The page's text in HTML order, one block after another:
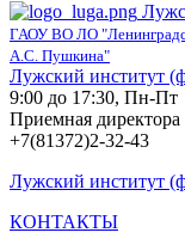
ГАОУ ВО ЛО
А.С. Пушкина"
Лужский институт
9:00 до 17:30, Пн-Пт
Приемная
+7(81372)2-32-43
Лужский институт
КОНТАКТЫ